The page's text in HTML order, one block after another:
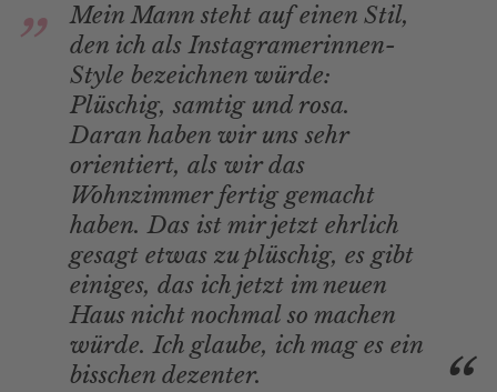
Mein Mann steht auf einen Stil,
den ich als Instagramerinnen-
Style bezeichnen würde:
Plüschig, samtig und rosa.
Daran haben wir uns sehr
orientiert, als wir das
Wohnzimmer fertig gemacht
haben. Das ist mir jetzt ehrlich
gesagt etwas zu plüschig, es gibt
einiges, das ich jetzt im neuen
Haus nicht nochmal so machen
würde. Ich glaube, ich mag es ein
bisschen dezenter.